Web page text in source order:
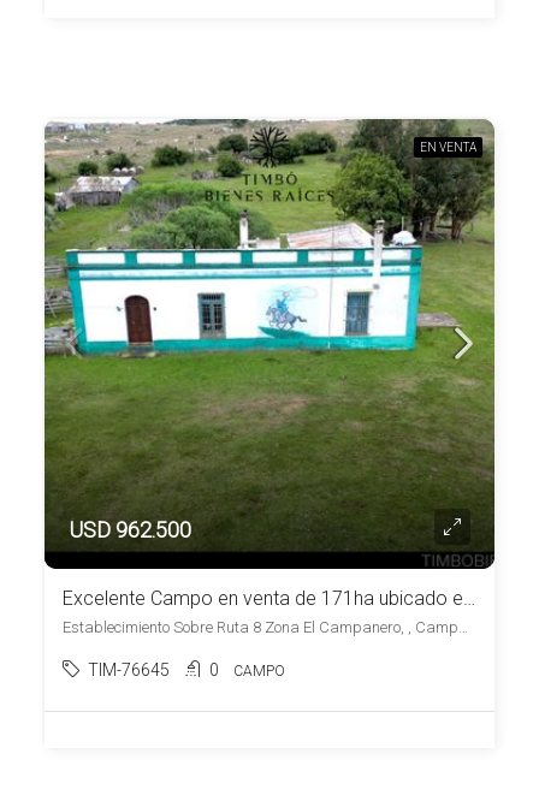
EN VENTA
USD 962.500
Excelente Campo en venta de 171ha ubicado en Campanero
Establecimiento Sobre Ruta 8 Zona El Campanero, , Campanero
TIM-76645 0 CAMPO